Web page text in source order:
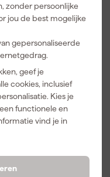
zonder persoonlijke
jou de best mogelijke
gepersonaliseerde
geef je
cookies, inclusief
Kies je
functionele en
vind je in
Pica 3030 Dry
Longlife
Grafiet (1st.)